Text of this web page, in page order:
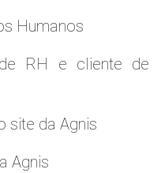
Humanos
RH e cliente de
site da Agnis
Agnis